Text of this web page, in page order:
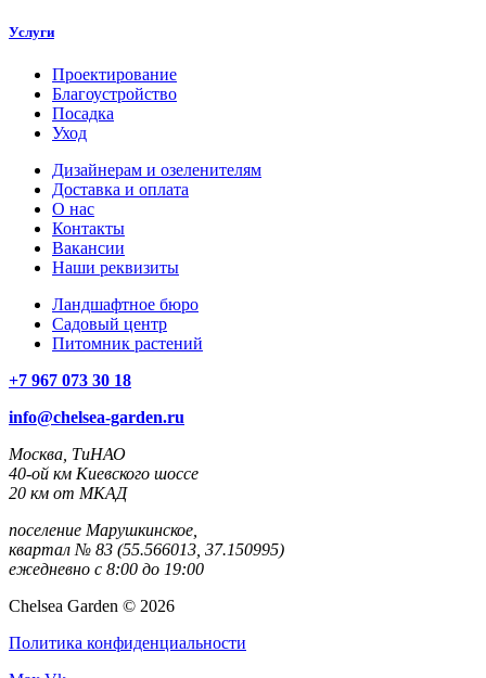
Услуги
Проектирование
Благоустройство
Посадка
Уход
Дизайнерам и озеленителям
Доставка и оплата
О нас
Контакты
Вакансии
Наши реквизиты
Ландшафтное бюро
Садовый центр
Питомник растений
+7 967 073 30 18
info@chelsea-garden.ru
Москва, ТиНАО
40-ой км Киевского шоссе
20 км от МКАД
поселение Марушкинское,
квартал № 83 (55.566013, 37.150995)
ежедневно с 8:00 до 19:00
Chelsea Garden © 2026
Политика конфиденциальности